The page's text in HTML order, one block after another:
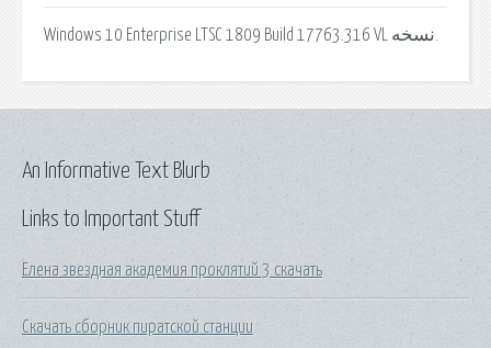
Links to Important Stuff
Елена звездная академия проклятий 3 скачать
Скачать сборник пиратской станции
An Informative Text Blurb